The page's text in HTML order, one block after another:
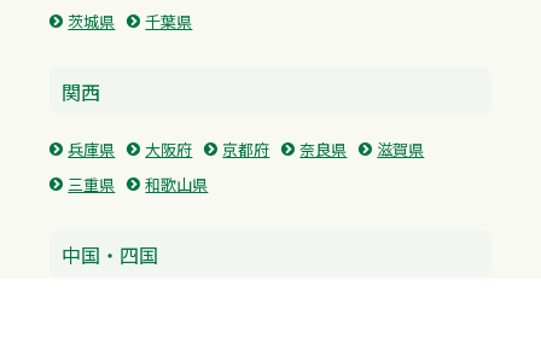
茨城県
千葉県
関西
兵庫県 大阪府 京都府 奈良県
滋賀県
三重県
和歌山県
中国・四国